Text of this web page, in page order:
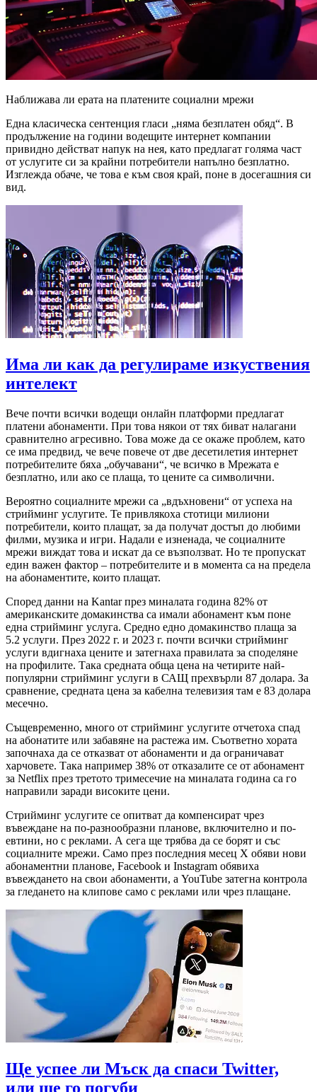
Наближава ли ерата на платените социални мрежи
Една класическа сентенция гласи „няма безплатен обяд“. В
продължение на години водещите интернет компании
привидно действат напук на нея, като предлагат голяма част
от услугите си за крайни потребители напълно безплатно.
Изглежда обаче, че това е към своя край, поне в досегашния си
вид.
Има ли как да регулираме изкуствения
интелект
Вече почти всички водещи онлайн платформи предлагат
платени абонаменти. При това някои от тях биват налагани
сравнително агресивно. Това може да се окаже проблем, като
се има предвид, че вече повече от две десетилетия интернет
потребителите бяха „обучавани“, че всичко в Мрежата е
безплатно, или ако се плаща, то цените са символични.
Вероятно социалните мрежи са „вдъхновени“ от успеха на
стрийминг услугите. Те привлякоха стотици милиони
потребители, които плащат, за да получат достъп до любими
филми, музика и игри. Надали е изненада, че социалните
мрежи виждат това и искат да се възползват. Но те пропускат
един важен фактор – потребителите и в момента са на предела
на абонаментите, които плащат.
Според данни на Kantar през миналата година 82% от
американските домакинства са имали абонамент към поне
една стрийминг услуга. Средно едно домакинство плаща за
5.2 услуги. През 2022 г. и 2023 г. почти всички стрийминг
услуги вдигнаха цените и затегнаха правилата за споделяне
на профилите. Така средната обща цена на четирите най-
популярни стрийминг услуги в САЩ прехвърли 87 долара. За
сравнение, средната цена за кабелна телевизия там е 83 долара
месечно.
Същевременно, много от стрийминг услугите отчетоха спад
на абонатите или забавяне на растежа им. Съответно хората
започнаха да се отказват от абонаменти и да ограничават
харчовете. Така например 38% от отказалите се от абонамент
за Netflix през третото тримесечие на миналата година са го
направили заради високите цени.
Стрийминг услугите се опитват да компенсират чрез
въвеждане на по-разнообразни планове, включително и по-
евтини, но с реклами. А сега ще трябва да се борят и със
социалните мрежи. Само през последния месец Х обяви нови
абонаментни планове, Facebook и Instagram обявиха
въвеждането на свои абонаменти, а YouTube затегна контрола
за гледането на клипове само с реклами или чрез плащане.
Ще успее ли Мъск да спаси Twitter,
или ще го погуби